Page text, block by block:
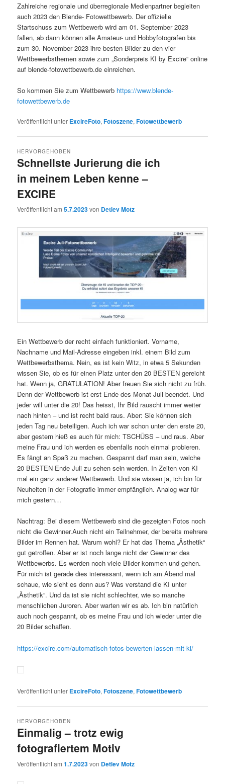
Zahlreiche regionale und überregionale Medienpartner begleiten
auch 2023 den Blende- Fotowettbewerb. Der offizielle
Startschuss zum Wettbewerb wird am 01. September 2023
fallen, ab dann können alle Amateur- und Hobbyfotografen bis
zum 30. November 2023 ihre besten Bilder zu den vier
Wettbewerbsthemen sowie zum „Sonderpreis KI by Excire“ online
auf blende-fotowettbewerb.de einreichen.
So kommen Sie zum Wettbewerb https://www.blende-
fotowettbewerb.de
Veröffentlicht unter ExcireFoto,Fotoszene,Fotowettbewerb
Schnellste Jurierung die ich
in meinem Leben kenne –
EXCIRE
HERVORGEHOBEN
Veröffentlicht am5.7.2023von Detlev Motz
Ein Wettbewerb der recht einfach funktioniert. Vorname,
Nachname und Mail-Adresse eingeben inkl. einem Bild zum
Wettbewerbsthema. Nein, es ist kein Witz, in etwa 5 Sekunden
wissen Sie, ob es für einen Platz unter den 20 BESTEN gereicht
hat. Wenn ja, GRATULATION! Aber freuen Sie sich nicht zu früh.
Denn der Wettbewerb ist erst Ende des Monat Juli beendet. Und
jeder will unter die 20! Das heisst, Ihr Bild rauscht immer weiter
nach hinten – und ist recht bald raus. Aber: Sie können sich
jeden Tag neu beteiligen. Auch ich war schon unter den erste 20,
aber gestern hieß es auch für mich: TSCHÜSS – und raus. Aber
meine Frau und ich werden es ebenfalls noch einmal probieren.
Es fängt an Spaß zu machen. Gespannt darf man sein, welche
20 BESTEN Ende Juli zu sehen sein werden. In Zeiten von KI
mal ein ganz anderer Wettbewerb. Und sie wissen ja, ich bin für
Neuheiten in der Fotografie immer empfänglich. Analog war für
mich gestern…
Nachtrag: Bei diesem Wettbewerb sind die gezeigten Fotos noch
nicht die Gewinner.Auch nicht ein Teilnehmer, der bereits mehrere
Bilder im Rennen hat. Warum wohl? Er hat das Thema „Ästhetik“
gut getroffen. Aber er ist noch lange nicht der Gewinner des
Wettbewerbs. Es werden noch viele Bilder kommen und gehen.
Für mich ist gerade dies interessant, wenn ich am Abend mal
schaue, wie sieht es denn aus? Was verstand die KI unter
„Ästhetik“. Und da ist sie nicht schlechter, wie so manche
menschlichen Juroren. Aber warten wir es ab. Ich bin natürlich
auch noch gespannt, ob es meine Frau und ich wieder unter die
20 Bilder schaffen.
https://excire.com/automatisch-fotos-bewerten-lassen-mit-ki/
Veröffentlicht unter ExcireFoto,Fotoszene,Fotowettbewerb
Einmalig – trotz ewig
fotografiertem Motiv
HERVORGEHOBEN
Veröffentlicht am1.7.2023von Detlev Motz